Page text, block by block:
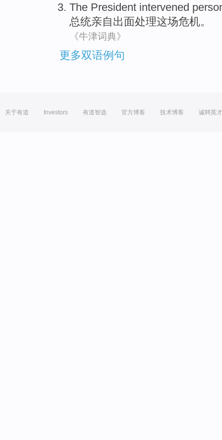
The President intervened
总统亲自出面处理这场危机。
《牛津词典》
更多双语例句
关于有道 Investors 有道智选 官方博客 技术博客 诚聘英才